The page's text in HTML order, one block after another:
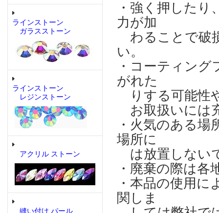
ラインストーン
ガラスストーン
ラインストーン
レジンストーン
アクリル ストーン
縫い付け パール
・強く押した
力が加
わることで破
い。
・コーティン
がれた
りする可能性
お取扱いには
・火気のある場
場所に
は放置しない
・廃棄の際は
・本品の使用
関しま